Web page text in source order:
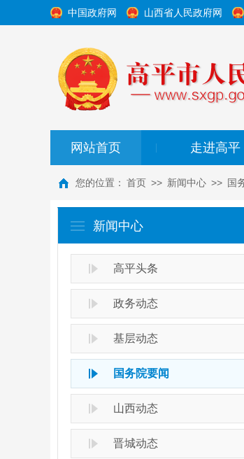
中国政府网 山西省人民政府网
网站首页 走进高平
您的位置： 首页 >> 新闻中心 >> 国
新闻中心
高平头条
政务动态
基层动态
国务院要闻
山西动态
晋城动态